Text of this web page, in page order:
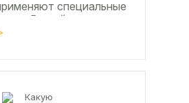
специальные
В этой статье
клей...